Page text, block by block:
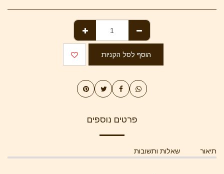
הוסף לסל הקניות
פרטים נוספים
תיאור שאלות ותשובות